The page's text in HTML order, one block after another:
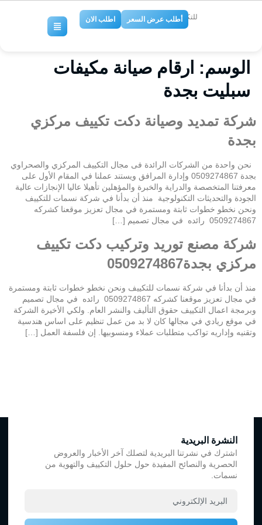
للتكييف والتبريد
أطلب عرض السعر اطلب الان
الوسم: ارقام صيانة مكيفات
سبليت بجدة
شركة تمديد وصيانة دكت تكييف مركزي
بجدة
نحن واحدة من الشركات الرائدة فى مجال التكييف المركزي والصحراوي
بجدة 0509274867 وإدارة المرافق ويستند عملنا في المقام الأول على
معرفتنا المتخصصة والدراية والخبرة والمؤهلين تأهيلا عاليا الإنجازات عالية
الجودة والتحديثات التكنولوجية منذ أن بدأنا في شركة نسمات للتكييف
ونحن نخطو خطوات ثابتة ومستمرة في مجال تعزيز موقعنا كشركه
0509274867 رائده في مجال تصميم […]
شركة مصنع توريد وتركيب دكت تكييف
مركزي بجدة0509274867
منذ أن بدأنا في شركة نسمات للتكييف ونحن نخطو خطوات ثابتة ومستمرة
في مجال تعزيز موقعنا كشركه 0509274867 رائده في مجال تصميم
وبرمجة اعمال التكييف حقوق التأليف والنشر العام. ولكي الأخيرة الشركة
في موقع ريادي في مجالها كان لا بد من عمل تنظيم على اساس هندسية
وتقنيه وإداريه تواكب متطلبات عملاء ومنسوبيها. إن فلسفة العمل […]
النشرة البريدية
اشترك في نشرتنا البريدية لتصلك آخر الأخبار والعروض
الحصرية والنصائح المفيدة حول حلول التكييف والتهوية من
نسمات.